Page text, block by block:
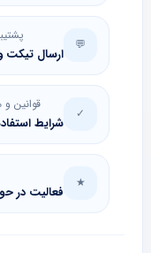
💬 ارسال تیکت
✓
قوانین و
شرایط
★ فعالیت در